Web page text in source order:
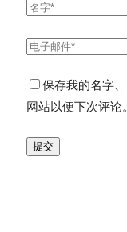
保存我的名字
网站以便下次评论。